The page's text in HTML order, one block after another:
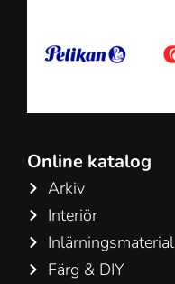
Online katalog
Arkiv
Interiör
Inlärningsmaterial
Färg & DIY